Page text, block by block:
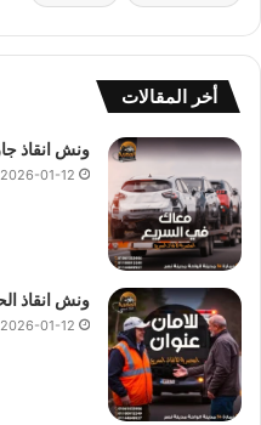
أخر المقالات
ونش انقاذ
2026-01-12
ونش انقاذ
2026-01-12